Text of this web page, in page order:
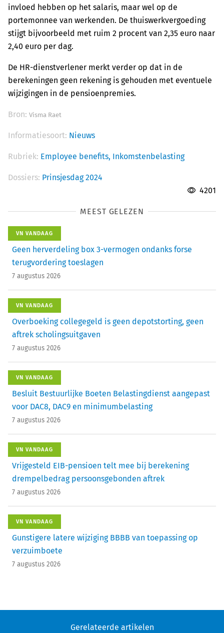
invloed hebben op het salaris, maar wel op de
portemonnee van werkenden. De thuiswerkvergoeding
stijgt bijvoorbeeld met ruim 2 procent van 2,35 euro naar
2,40 euro per dag.
De HR-dienstverlener merkt verder op dat in de
berekeningen geen rekening is gehouden met eventuele
wijzigingen in de pensioenpremies.
Bron: Visma Raet
Informatiesoort: Nieuws
Rubriek: Employee benefits, Inkomstenbelasting
Dossiers: Prinsjesdag 2024
4201
MEEST GELEZEN
VN VANDAAG
Geen herverdeling box 3-vermogen ondanks forse
terugvordering toeslagen
7 augustus 2026
VN VANDAAG
Overboeking collegegeld is geen depotstorting, geen
aftrek scholingsuitgaven
7 augustus 2026
VN VANDAAG
Besluit Bestuurlijke Boeten Belastingdienst aangepast
voor DAC8, DAC9 en minimumbelasting
7 augustus 2026
VN VANDAAG
Vrijgesteld EIB-pensioen telt mee bij berekening
drempelbedrag persoonsgebonden aftrek
7 augustus 2026
VN VANDAAG
Gunstigere latere wijziging BBBB van toepassing op
verzuimboete
7 augustus 2026
Gerelateerde artikelen